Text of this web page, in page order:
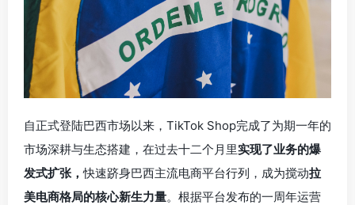
自正式登陆巴西市场以来， TikTok Shop完成了为期一年的
市场深耕与生态搭建，在过去十二个月里实现了业务的爆
发式扩张，快速跻身巴西主流电商平台行列，成为搅动拉
美电商格局的核心新生力量。根据平台发布的一周年运营